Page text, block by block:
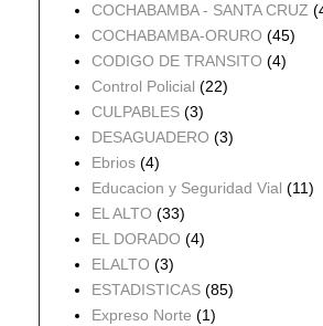
COCHABAMBA - SANTA CRUZ
COCHABAMBA-ORURO (45)
CODIGO DE TRANSITO (4)
Control Policial (22)
CULPABLES (3)
DESAGUADERO (3)
Ebrios (4)
Educacion y Seguridad Vial (11)
EL ALTO (33)
EL DORADO (4)
ELALTO (3)
ESTADISTICAS (85)
Expreso Norte (1)